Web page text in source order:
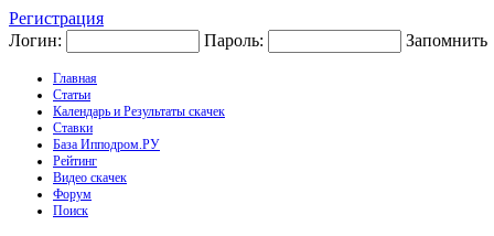
Регистрация
Логин:
Пароль: Запомнить
Главная
Статьи
Календарь и Результаты скачек
Ставки
База Ипподром.РУ
Рейтинг
Видео скачек
Форум
Поиск